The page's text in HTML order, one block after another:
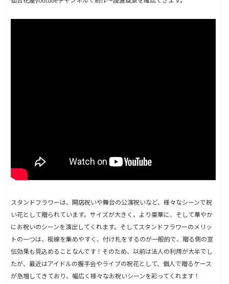
スタンドフラワーは、開店祝いや舞台の公演祝いなど、様々なシーンで祝
い花として贈られています。サイズが大きく、より豪華に、そして華やか
にお祝いのシーンを演出してくれます。そしてスタンドフラワーのメリッ
トの一つは、視線を集めやすく、付け札をするのが一般的で、贈る側の宣
伝効果も見込めることなんです！そのため、以前は法人の利用が大半でし
たが、最近はアイドルの握手会やライブの祝花として、個人で贈るケース
が急増してきており、幅広く様々なお祝いシーンを彩ってくれます！